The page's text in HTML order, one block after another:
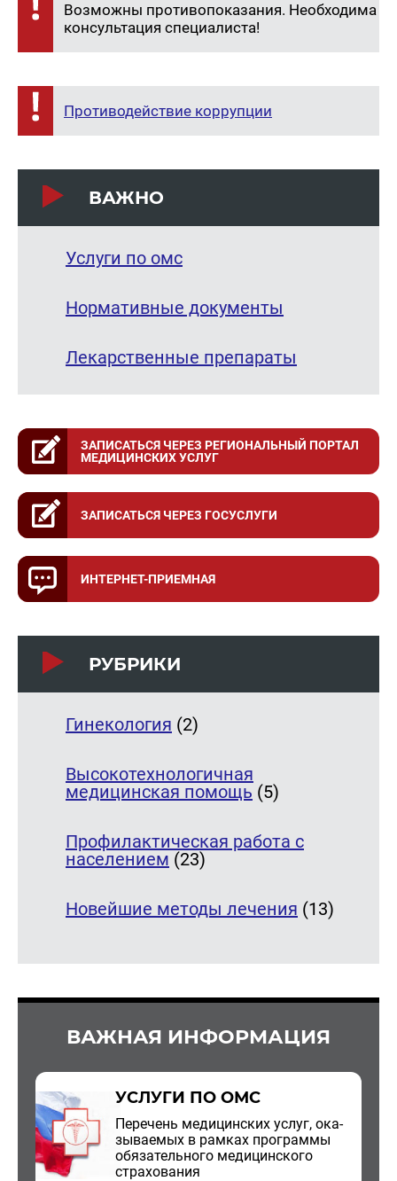
Возможны противопоказания. Необходима
консультация специалиста!
Противодействие коррупции
ВАЖНО
Услуги по омс
Нормативные документы
Лекарственные препараты
ЗАПИСАТЬСЯ ЧЕРЕЗ РЕГИОНАЛЬНЫЙ ПОРТАЛ
МЕДИЦИНСКИХ УСЛУГ
ЗАПИСАТЬСЯ ЧЕРЕЗ ГОСУСЛУГИ
ИНТЕРНЕТ-ПРИЕМНАЯ
РУБРИКИ
Гинекология (2)
Высокотехнологичная
медицинская помощь (5)
Профилактическая работа с
населением (23)
Новейшие методы лечения (13)
ВАЖНАЯ ИНФОРМАЦИЯ
УСЛУГИ ПО ОМС
Пе­ре­чень ме­ди­цин­ских услуг, ока­
зы­ва­е­мых в рам­ках про­грам­мы
обя­за­тель­но­го ме­ди­цин­ско­го
стра­хо­ва­ния